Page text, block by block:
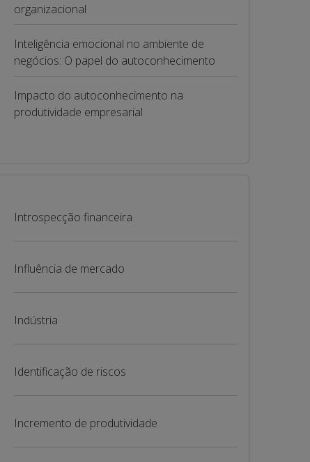
organizacional
Inteligência emocional no ambiente de
negócios: O papel do autoconhecimento
Impacto do autoconhecimento na
produtividade empresarial
Introspecção financeira
Influência de mercado
Indústria
Identificação de riscos
Incremento de produtividade